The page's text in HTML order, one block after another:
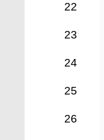
22
23
24
25
26